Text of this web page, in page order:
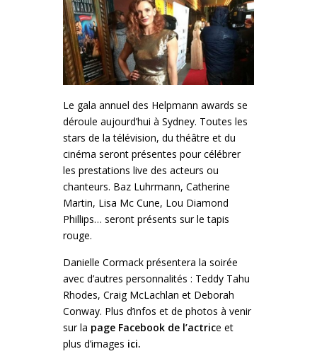
Le gala annuel des Helpmann awards se
déroule aujourd’hui à Sydney. Toutes les
stars de la télévision, du théâtre et du
cinéma seront présentes pour célébrer
les prestations live des acteurs ou
chanteurs. Baz Luhrmann, Catherine
Martin, Lisa Mc Cune, Lou Diamond
Phillips… seront présents sur le tapis
rouge.
Danielle Cormack présentera la soirée
avec d’autres personnalités : Teddy Tahu
Rhodes, Craig McLachlan et Deborah
Conway. Plus d’infos et de photos à venir
sur la page Facebook de l’actrice et
plus d’images ici.